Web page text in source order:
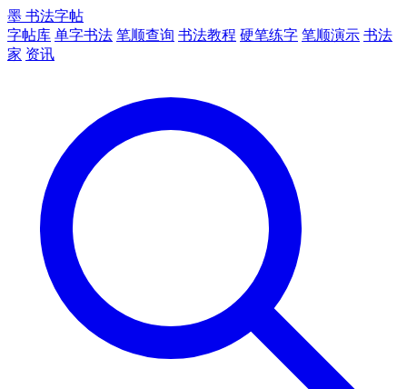
墨 书法字帖
字帖库 单字书法 笔顺查询 书法教程 硬笔练字 笔顺演示 书法
家 资讯